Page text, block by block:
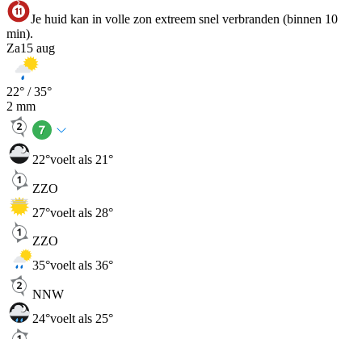
Je huid kan in volle zon extreem snel verbranden (binnen 10
min).
Za15 aug
22° /35°
2 mm
22°voelt als 21°
ZZO
27°voelt als 28°
ZZO
35°voelt als 36°
NNW
24°voelt als 25°